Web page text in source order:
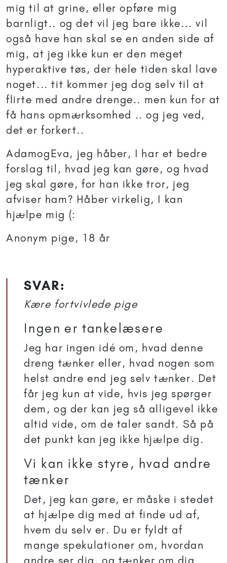
mig til at grine, eller opføre mig
barnligt.. og det vil jeg bare ikke... vil
også have han skal se en anden side af
mig, at jeg ikke kun er den meget
hyperaktive tøs, der hele tiden skal lave
noget... tit kommer jeg dog selv til at
flirte med andre drenge.. men kun for at
få hans opmærksomhed .. og jeg ved,
det er forkert..
AdamogEva, jeg håber, I har et bedre
forslag til, hvad jeg kan gøre, og hvad
jeg skal gøre, for han ikke tror, jeg
afviser ham? Håber virkelig, I kan
hjælpe mig (:
Anonym pige, 18 år
SVAR:
Kære fortvivlede pige
Ingen er tankelæsere
Jeg har ingen idé om, hvad denne
dreng tænker eller, hvad nogen som
helst andre end jeg selv tænker. Det
får jeg kun at vide, hvis jeg spørger
dem, og der kan jeg så alligevel ikke
altid vide, om de taler sandt. Så på
det punkt kan jeg ikke hjælpe dig.
Vi kan ikke styre, hvad andre
tænker
Det, jeg kan gøre, er måske i stedet
at hjælpe dig med at finde ud af,
hvem du selv er. Du er fyldt af
mange spekulationer om, hvordan
andre ser dig, og tænker om dig.